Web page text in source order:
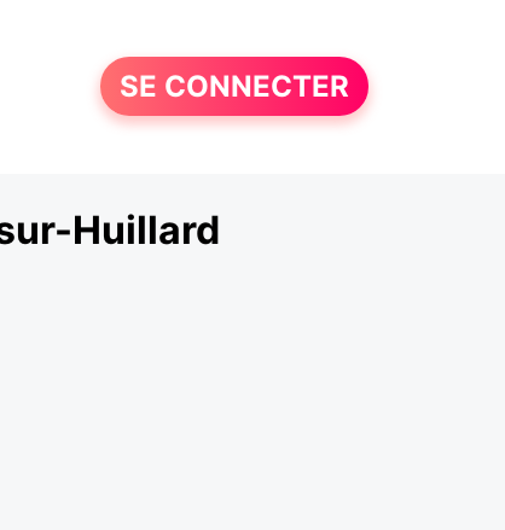
SE CONNECTER
Huillard